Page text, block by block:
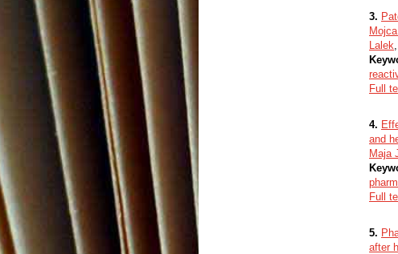
3.
Lalek,
Full
4.
and
Maja
Full
5.
after